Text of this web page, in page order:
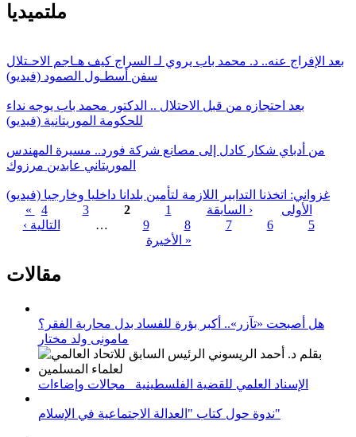
ملتميديا
بعد الإفراج عنه.. د. محمد باب يروي لـ السراج كيف هـاجم الاحـتلال
سفن أسطـول الصمود (فيديو)
بعد احتجازه من قبل الاحتلال .. الدكتور محمد باب يوجه نداء
للحكومة الموريتانية (فيديو)
من أدباي شكار كادل إلى مصانع شركة فورد.. مسيرة المهندس
الموريتاني عابدين مرزوك
غزواني: اتخذنا التدابير اللازمة لتأمين بلدانا داخليا وخارجيا (فيديو)
الصفحات
« الأولى ‹ السابقة 1
2
3
4
5
6
7
8
9
…
التالية ›
الأخيرة »
مقالات
هل أصبحت «تآزر».. أكبر بؤرة للفساد بدل محاربة الفقر؟
مامونى ولد مختار
الإسناد العلمي للقضية الفلسطينية_ مجالات وإضاءات
ندوة حول كتاب "العدالة الاجتماعية في الإسلام"